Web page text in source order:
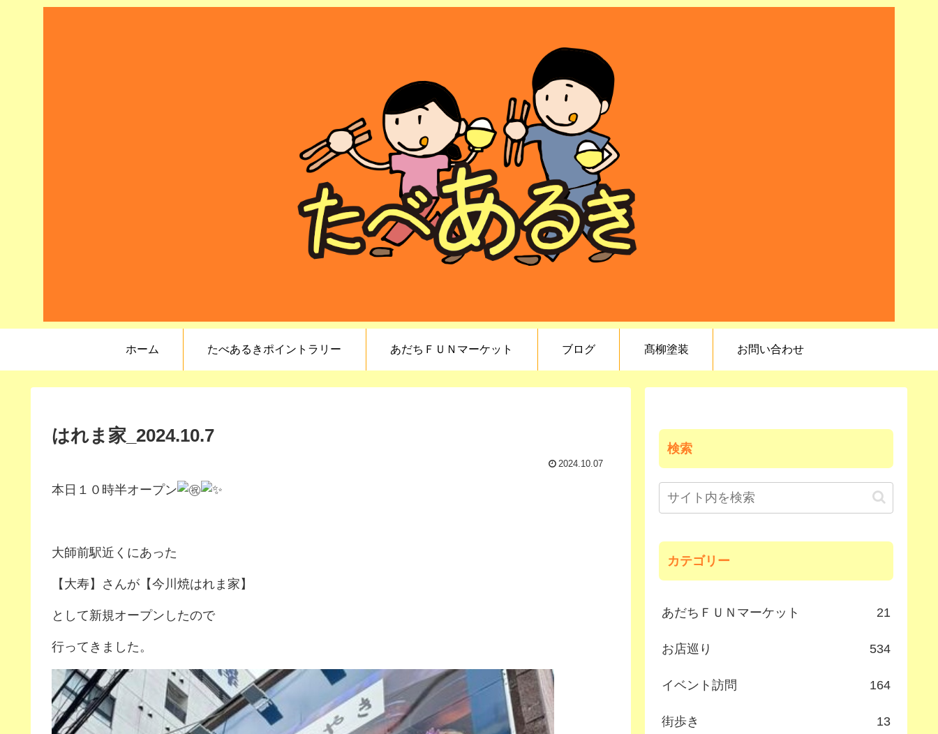
ホーム たべあるきポイントラリー あだちＦＵＮマーケット ブログ 髙柳塗装 お問い合わせ
はれま家_2024.10.7
2024.10.07
本日１０時半オープン
大師前駅近くにあった
【大寿】さんが【今川焼はれま家】
として新規オープンしたので
行ってきました。
検索
カテゴリー
あだちＦＵＮマーケット 21
お店巡り 534
イベント訪問 164
街歩き 13